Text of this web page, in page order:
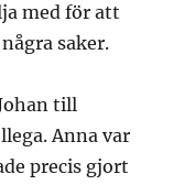
med för att
saker.
till
Anna var
precis gjort